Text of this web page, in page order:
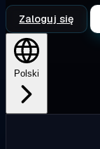
Zaloguj się
Polski